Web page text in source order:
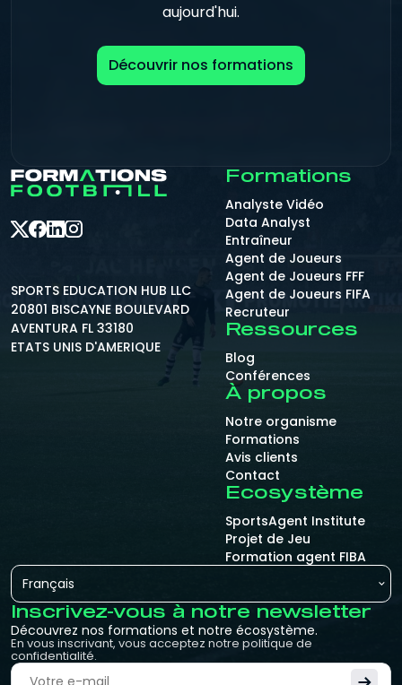
aujourd'hui.
Découvrir nos formations
SPORTS EDUCATION HUB LLC
20801 BISCAYNE BOULEVARD
AVENTURA FL 33180
ETATS UNIS D'AMERIQUE
Formations
Analyste Vidéo
Data Analyst
Entraîneur
Agent de Joueurs
Agent de Joueurs FFF
Agent de Joueurs FIFA
Recruteur
Ressources
Blog
Conférences
À propos
Notre organisme
Formations
Avis clients
Contact
Ecosystème
SportsAgent Institute
Projet de Jeu
Formation agent FIBA
Français
Inscrivez-vous à notre newsletter
Découvrez nos formations et notre écosystème.
En vous inscrivant, vous acceptez notre politique de
confidentialité.